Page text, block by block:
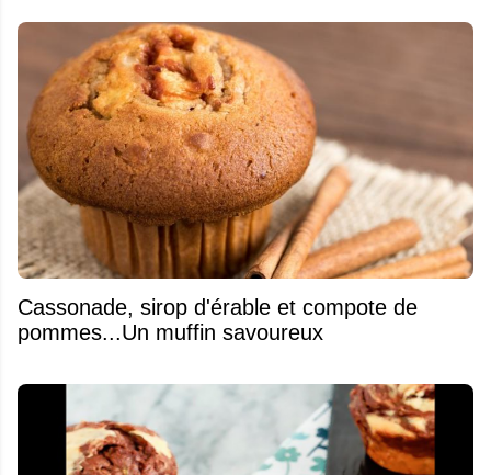
​Cassonade, sirop d'érable et compote de
pommes...Un muffin savoureux